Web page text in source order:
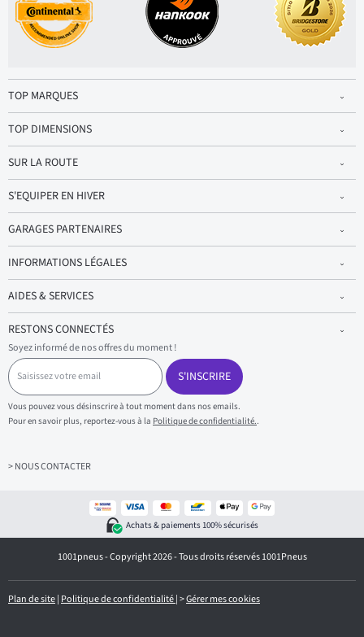
TOP MARQUES
TOP DIMENSIONS
SUR LA ROUTE
S'EQUIPER EN HIVER
GARAGES PARTENAIRES
INFORMATIONS LÉGALES
AIDES & SERVICES
RESTONS CONNECTÉS
Soyez informé de nos offres du moment !
S
a
i
s
i
s
z
i
l
S'INSCRIRE
Vous pouvez vous désinscrire à tout moment dans nos emails.
Pour en savoir plus, reportez-vous à la Politique de confidentialité..
> NOUS CONTACTER
Achats & paiements 100% sécurisés
1001pneus - Copyright 2026 - Tous droits réservés 1001Pneus
Plan de site| Politique de confidentialité|>Gérer mes cookies